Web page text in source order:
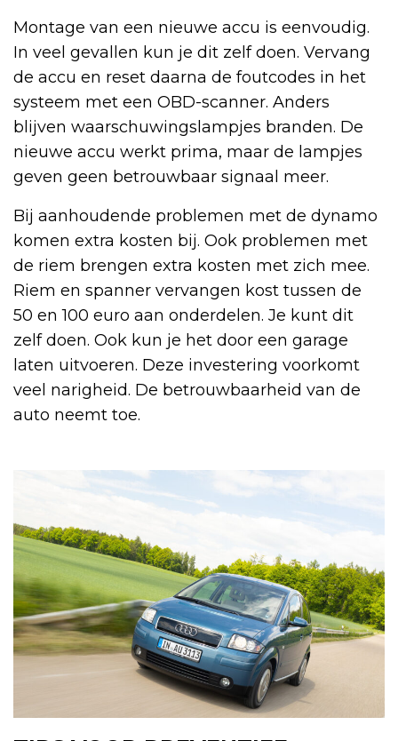
Montage van een nieuwe accu is eenvoudig.
In veel gevallen kun je dit zelf doen. Vervang
de accu en reset daarna de foutcodes in het
systeem met een OBD-scanner. Anders
blijven waarschuwingslampjes branden. De
nieuwe accu werkt prima, maar de lampjes
geven geen betrouwbaar signaal meer.
Bij aanhoudende problemen met de dynamo
komen extra kosten bij. Ook problemen met
de riem brengen extra kosten met zich mee.
Riem en spanner vervangen kost tussen de
50 en 100 euro aan onderdelen. Je kunt dit
zelf doen. Ook kun je het door een garage
laten uitvoeren. Deze investering voorkomt
veel narigheid. De betrouwbaarheid van de
auto neemt toe.